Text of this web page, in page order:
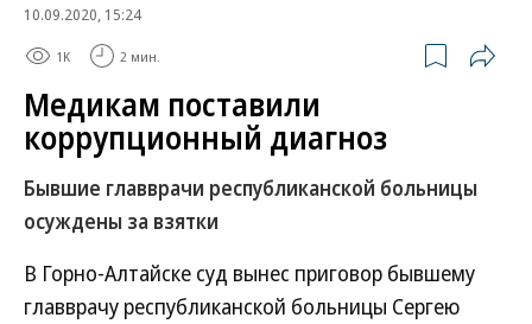
10.09.2020, 15:24
1K 2 мин.
Медикам поставили
коррупционный диагноз
Бывшие главврачи республиканской больницы
осуждены за взятки
В Горно-Алтайске суд вынес приговор бывшему
главврачу республиканской больницы Сергею